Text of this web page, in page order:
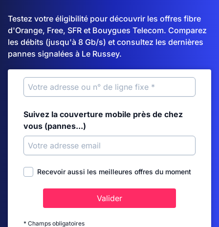
Testez votre éligibilité pour découvrir les offres fibre
d'Orange, Free, SFR et Bouygues Telecom. Comparez
les débits (jusqu'à 8 Gb/s) et consultez les dernières
pannes signalées à Le Russey.
Suivez la couverture mobile près de chez
vous (pannes...)
Recevoir aussi les meilleures offres du moment
Valider
* Champs obligatoires